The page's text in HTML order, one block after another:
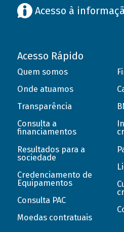
Acesso à
Acesso Rápido
Quem somos
Onde atuamos
Transparência
Consulta a
financiamentos
Resultados para a
sociedade
Credenciamento de
Equipamentos
Consulta PAC
Moedas contratuais